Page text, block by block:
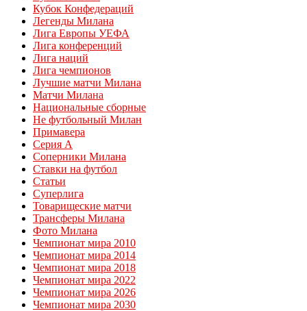
Кубок Конфедераций
Легенды Милана
Лига Европы УЕФА
Лига конференций
Лига наций
Лига чемпионов
Лучшие матчи Милана
Матчи Милана
Национальные сборные
Не футбольный Милан
Примавера
Серия А
Соперники Милана
Ставки на футбол
Статьи
Суперлига
Товарищеские матчи
Трансферы Милана
Фото Милана
Чемпионат мира 2010
Чемпионат мира 2014
Чемпионат мира 2018
Чемпионат мира 2022
Чемпионат мира 2026
Чемпионат мира 2030